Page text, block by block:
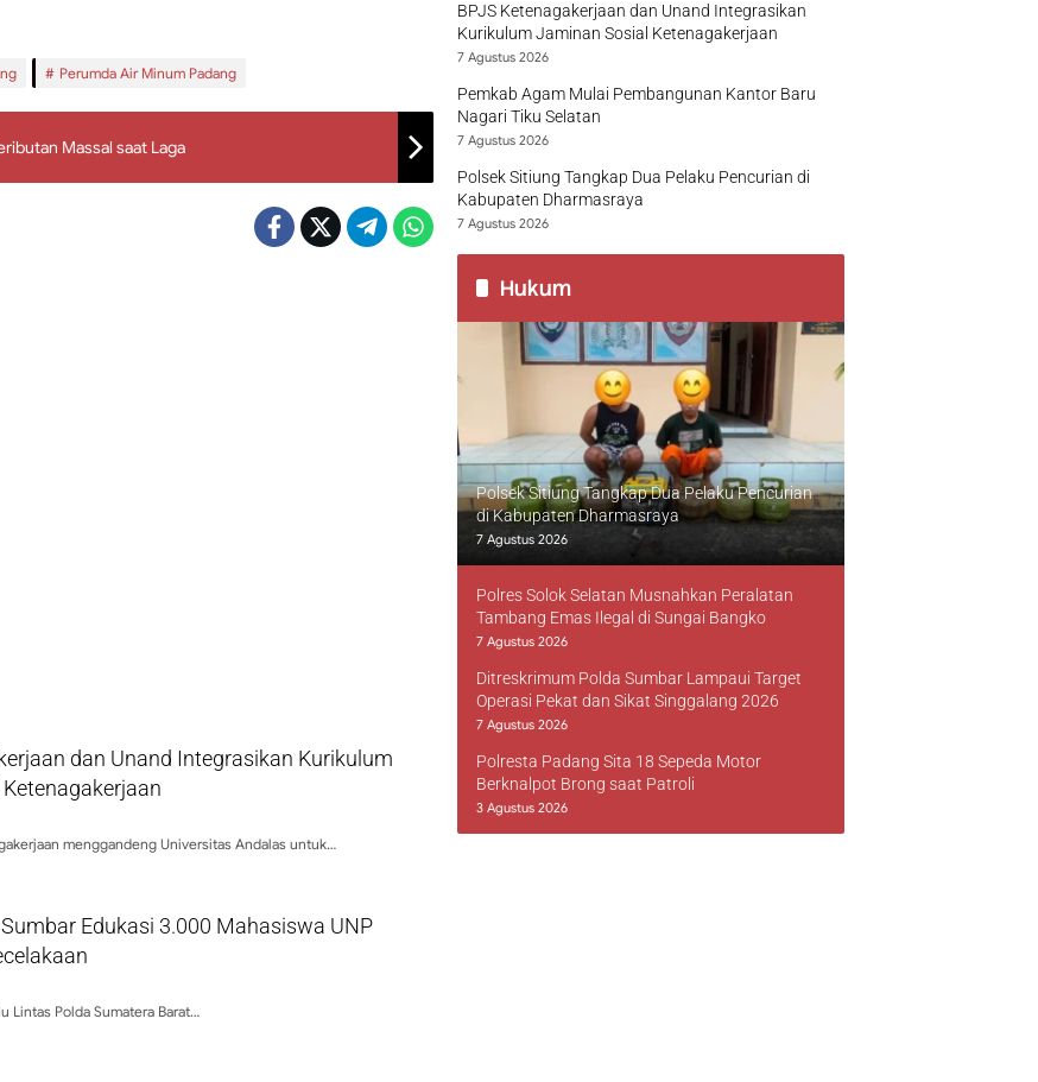
Perumda Air Minum Padang
Massal saat Laga
dan Unand Integrasikan Kurikulum
menggandeng Universitas Andalas untuk…
Edukasi 3.000 Mahasiswa UNP
Lintas Polda Sumatera Barat…
BPJS Ketenagakerjaan dan Unand Integrasikan
Kurikulum Jaminan Sosial Ketenagakerjaan
7 Agustus 2026
Pemkab Agam Mulai Pembangunan Kantor Baru
Nagari Tiku Selatan
7 Agustus 2026
Polsek Sitiung Tangkap Dua Pelaku Pencurian di
Kabupaten Dharmasraya
7 Agustus 2026
Hukum
Polsek Sitiung Tangkap Dua Pelaku Pencurian
di Kabupaten Dharmasraya
7 Agustus 2026
Polres Solok Selatan Musnahkan Peralatan
Tambang Emas Ilegal di Sungai Bangko
7 Agustus 2026
Ditreskrimum Polda Sumbar Lampaui Target
Operasi Pekat dan Sikat Singgalang 2026
7 Agustus 2026
Polresta Padang Sita 18 Sepeda Motor
Berknalpot Brong saat Patroli
3 Agustus 2026